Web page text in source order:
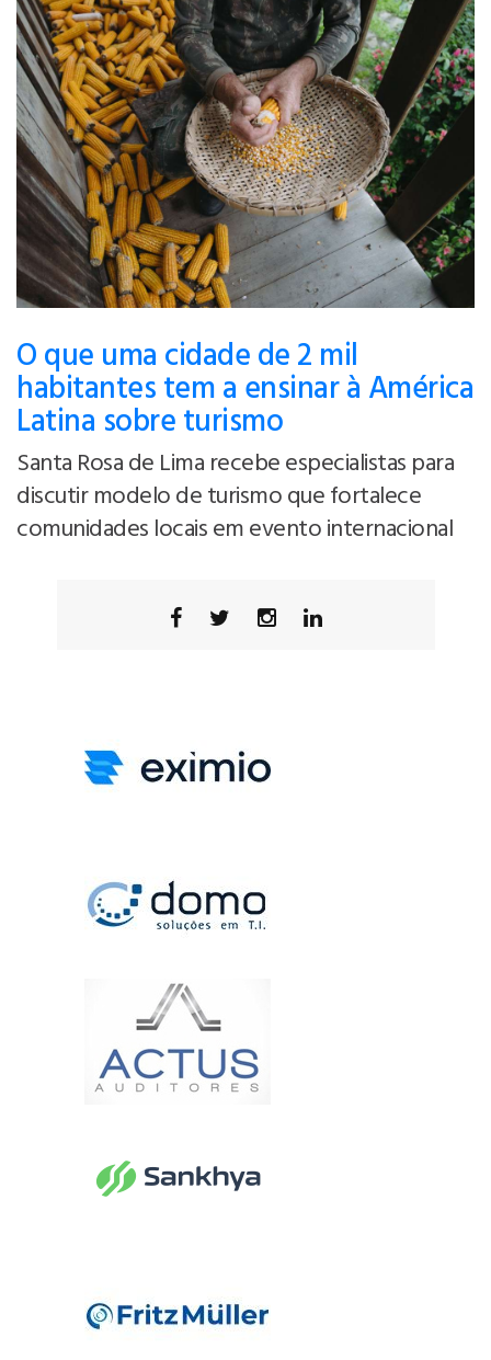
O que uma cidade de 2 mil
habitantes tem a ensinar à América
Latina sobre turismo
Santa Rosa de Lima recebe especialistas para
discutir modelo de turismo que fortalece
comunidades locais em evento internacional